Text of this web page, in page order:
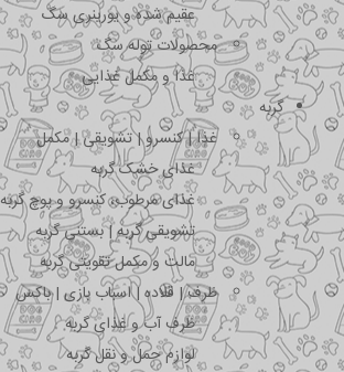
عقیم شده و یورینری سگ
محصولات توله سگ
غذا و مکمل غذایی
گربه
غذا | کنسرو | تشویقی | مکمل
غذای خشک گربه
غذای مرطوب، کنسرو و پوچ گربه
تشویقی گربه | بستنی گربه
مالت و مکمل تقویتی گربه
ظرف | قلاده | اسباب بازی | باکس
ظرف آب و غذای گربه
لوازم حمل و نقل گربه